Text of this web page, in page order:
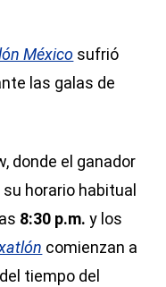
México sufrió
las galas de
donde el ganador
su horario habitual
8:30 p.m. y los
comienzan a
tiempo del